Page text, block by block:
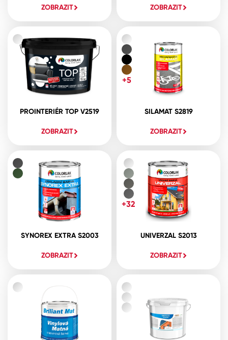
ZOBRAZIT ZOBRAZIT
PROINTERIÉR TOP V2519
ZOBRAZIT
SILAMAT S2819
ZOBRAZIT
+5
SYNOREX EXTRA S2003
ZOBRAZIT
UNIVERZAL S2013
ZOBRAZIT
+32